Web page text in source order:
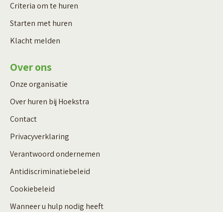
Criteria om te huren
Starten met huren
Klacht melden
Over ons
Onze organisatie
Over huren bij Hoekstra
Contact
Privacyverklaring
Verantwoord ondernemen
Antidiscriminatiebeleid
Cookiebeleid
Wanneer u hulp nodig heeft